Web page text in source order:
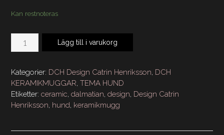
Kan restnoteras
DCH
Keramikmugg
Loves
mängd
Lägg till i varukorg
Kategorier: DCH Design Catrin Henriksson, DCH
KERAMIKMUGGAR, TEMA HUND
Etiketter: ceramic, dalmatian, design, Design Catrin
Henriksson, hund, keramikmugg